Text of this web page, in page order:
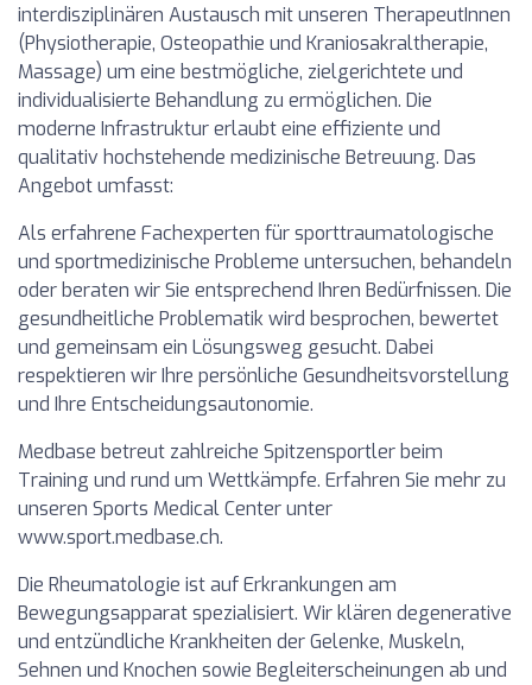
interdisziplinären Austausch mit unseren TherapeutInnen
(Physiotherapie, Osteopathie und Kraniosakraltherapie,
Massage) um eine bestmögliche, zielgerichtete und
individualisierte Behandlung zu ermöglichen. Die
moderne Infrastruktur erlaubt eine effiziente und
qualitativ hochstehende medizinische Betreuung. Das
Angebot umfasst:
Als erfahrene Fachexperten für sporttraumatologische
und sportmedizinische Probleme untersuchen, behandeln
oder beraten wir Sie entsprechend Ihren Bedürfnissen. Die
gesundheitliche Problematik wird besprochen, bewertet
und gemeinsam ein Lösungsweg gesucht. Dabei
respektieren wir Ihre persönliche Gesundheitsvorstellung
und Ihre Entscheidungsautonomie.
Medbase betreut zahlreiche Spitzensportler beim
Training und rund um Wettkämpfe. Erfahren Sie mehr zu
unseren Sports Medical Center unter
www.sport.medbase.ch.
Die Rheumatologie ist auf Erkrankungen am
Bewegungsapparat spezialisiert. Wir klären degenerative
und entzündliche Krankheiten der Gelenke, Muskeln,
Sehnen und Knochen sowie Begleiterscheinungen ab und